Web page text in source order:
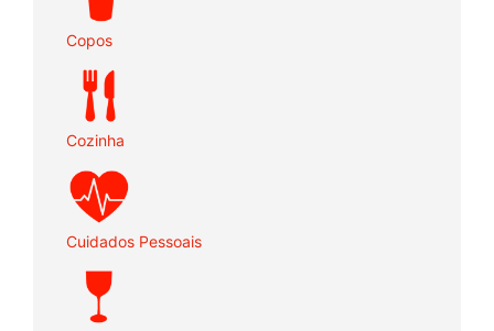
Copos
Cozinha
Cuidados Pessoais